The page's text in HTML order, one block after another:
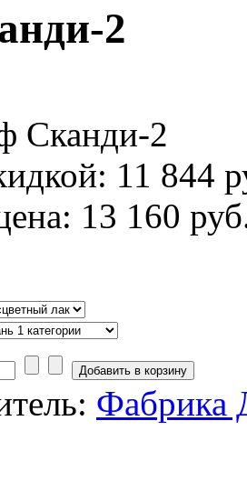
2
Сканди-2
11 844
13 160
Фабрика